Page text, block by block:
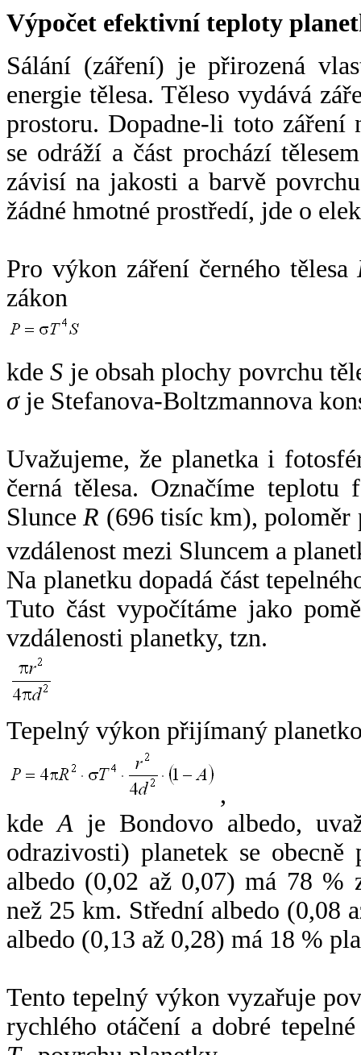
Výpočet efektivní teploty
Sálání (záření) je přirozená
energie tělesa. Těleso vydává
prostoru. Dopadne-li toto záření
se odráží a část prochází
závisí na jakosti a barvě
žádné hmotné prostředí, jde o
Pro výkon záření černého tělesa
zákon
kdeS je obsah plochy povrchu
σje Stefanova-Boltzmannova
Uvažujeme, že planetka i
černá tělesa. Označíme
SlunceR (696 tisíc km),
vzdálenost mezi Sluncem a
Na planetku dopadá část
Tuto část vypočítáme jako
vzdálenosti planetky, tzn.
Tepelný výkon přijímaný
,
kdeA je Bondovo albedo,
odrazivosti) planetek se
albedo (0,02 až 0,07) má 78 %
než 25 km. Střední albedo (0,08
albedo (0,13 až 0,28) má 18 %
Tento tepelný výkon vyzařuje
rychlého otáčení a dobré